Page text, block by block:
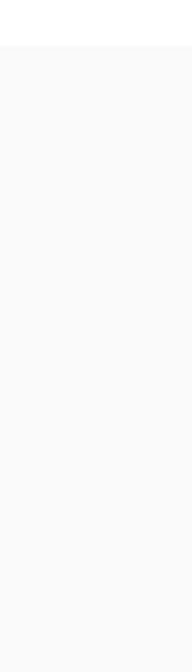
It may have